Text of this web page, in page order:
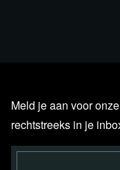
Meld je aan voor
rechtstreeks in je